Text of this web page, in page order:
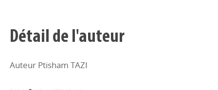
Détail de l'auteur
Auteur Ptisham TAZI